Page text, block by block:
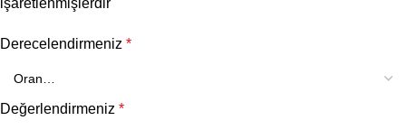
işaretlenmişlerdir
Derecelendirmeniz *
Değerlendirmeniz *